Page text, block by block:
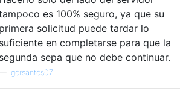
es 100% seguro, ya que su
primera solicitud puede tardar lo
suficiente en completarse para que la
segunda sepa que no debe continuar.
igorsantos07